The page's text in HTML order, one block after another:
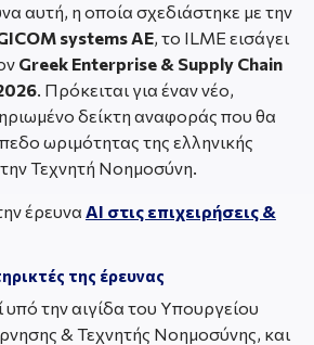
αυτή, η οποία σχεδιάστηκε με την
systems AE, το ILME εισάγει
Greek Enterprise & Supply Chain
. Πρόκειται για έναν νέο,
δείκτη αναφοράς που θα
ωριμότητας της ελληνικής
Τεχνητή Νοημοσύνη.
έρευνα AI στις επιχειρήσεις &
της έρευνας
υπό την αιγίδα του Υπουργείου
& Τεχνητής Νοημοσύνης, και